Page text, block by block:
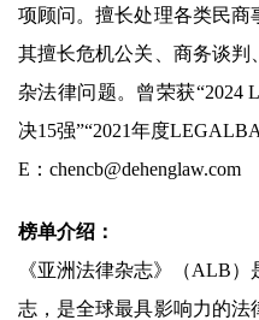
项顾问。擅长处理各类民
其擅长危机公关、商务谈判
杂法律问题。曾荣获“2024
决15强”“2021年度
E：chencb@dehenglaw.com
榜单介绍：
《亚洲法律杂志》（ALB
志，是全球最具影响力的